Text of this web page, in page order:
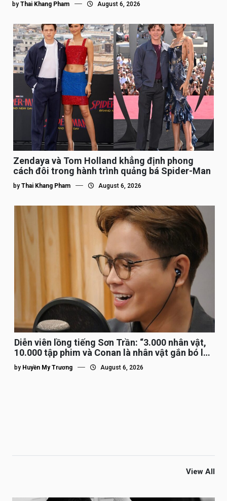
by Thai Khang Pham August 6, 2026
Zendaya và Tom Holland khẳng định phong
cách đôi trong hành trình quảng bá Spider-Man
by Thai Khang Pham August 6, 2026
Diễn viên lồng tiếng Sơn Trần: “3.000 nhân vật,
10.000 tập phim và Conan là nhân vật gắn bó lâu
nhất”
by Huyền My Trương August 6, 2026
View All